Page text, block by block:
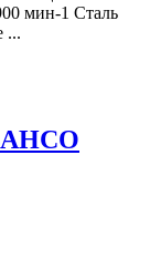
мин-1 Сталь
...